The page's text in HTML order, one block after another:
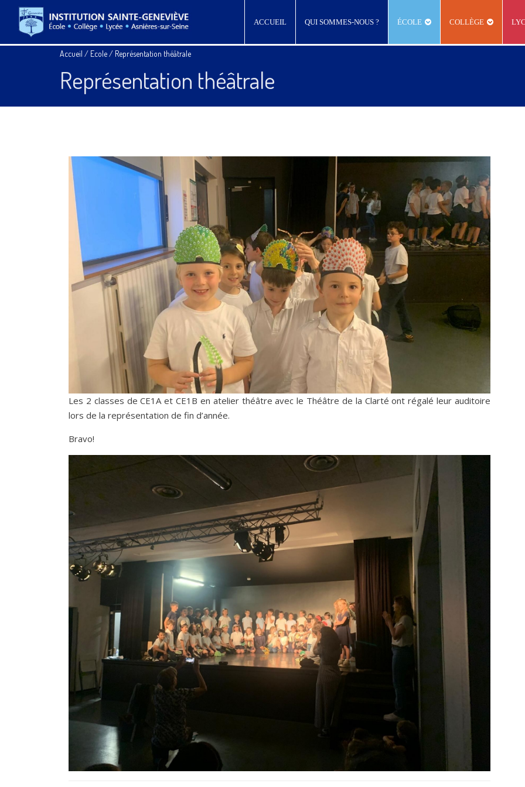
ACCUEIL QUI SOMMES-NOUS ? ÉCOLE COLLÈGE
Accueil / Ecole/ Représentation théâtrale
Représentation théâtrale
Les 2 classes de CE1A et CE1B en atelier théâtre avec le Théâtre de la Clarté ont régalé leur auditoire
lors de la représentation de fin d’année.
Bravo!